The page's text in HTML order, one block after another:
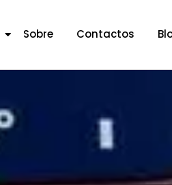
Sobre Contactos